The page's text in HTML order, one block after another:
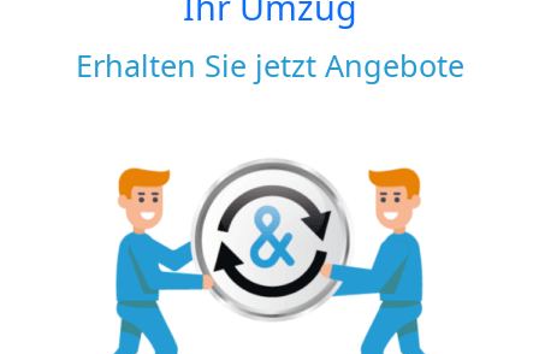
Erhalten Sie jetzt Angebote